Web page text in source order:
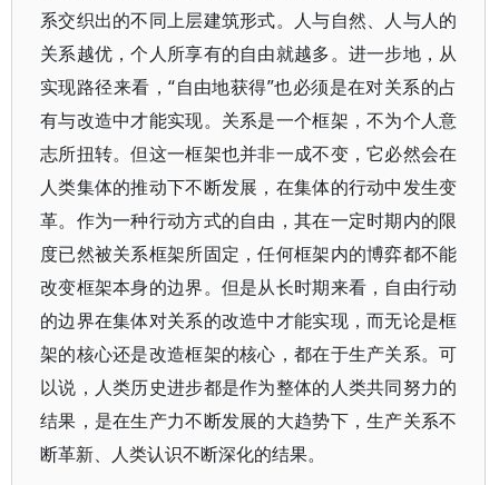
系交织出的不同上层建筑形式。人与自然、人与人的
关系越优，个人所享有的自由就越多。进一步地，从
实现路径来看，“自由地获得”也必须是在对关系的占
有与改造中才能实现。关系是一个框架，不为个人意
志所扭转。但这一框架也并非一成不变，它必然会在
人类集体的推动下不断发展，在集体的行动中发生变
革。作为一种行动方式的自由，其在一定时期内的限
度已然被关系框架所固定，任何框架内的博弈都不能
改变框架本身的边界。但是从长时期来看，自由行动
的边界在集体对关系的改造中才能实现，而无论是框
架的核心还是改造框架的核心，都在于生产关系。可
以说，人类历史进步都是作为整体的人类共同努力的
结果，是在生产力不断发展的大趋势下，生产关系不
断革新、人类认识不断深化的结果。